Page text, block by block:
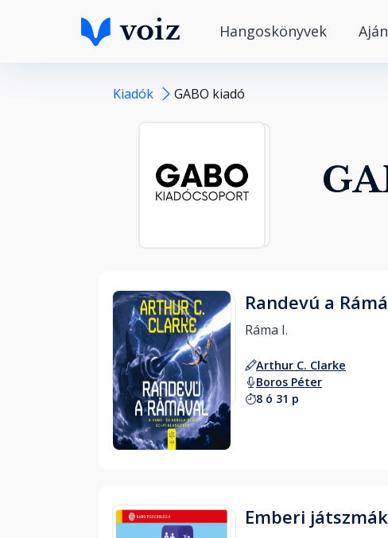
Hangoskönyvek
Kiadók GABO kiadó
Hallgass bele
Randevú a
Arthur C. Clarke
Boros Péter
8 ó 31 p
Emberi játszmák